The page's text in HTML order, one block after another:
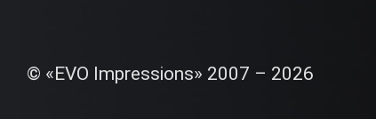
© «EVO Impressions» 2007 – 2026